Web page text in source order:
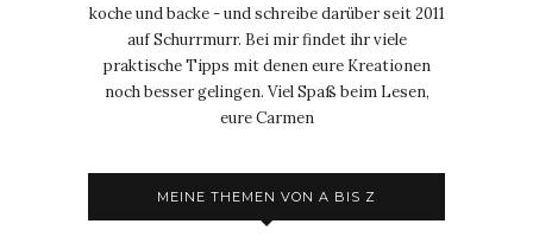
koche und backe - und schreibe darüber seit 2011
auf Schurrmurr. Bei mir findet ihr viele
praktische Tipps mit denen eure Kreationen
noch besser gelingen. Viel Spaß beim Lesen,
eure Carmen
MEINE THEMEN VON A BIS Z